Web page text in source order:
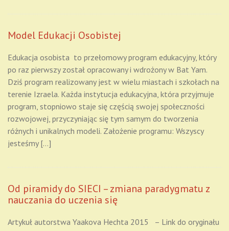
Model Edukacji Osobistej
Edukacja osobista to przełomowy program edukacyjny, który
po raz pierwszy został opracowany i wdrożony w Bat Yam.
Dziś program realizowany jest w wielu miastach i szkołach na
terenie Izraela. Każda instytucja edukacyjna, która przyjmuje
program, stopniowo staje się częścią swojej społeczności
rozwojowej, przyczyniając się tym samym do tworzenia
różnych i unikalnych modeli. Założenie programu: Wszyscy
jesteśmy […]
Od piramidy do SIECI – zmiana paradygmatu z
nauczania do uczenia się
Artykuł autorstwa Yaakova Hechta 2015 – Link do oryginału